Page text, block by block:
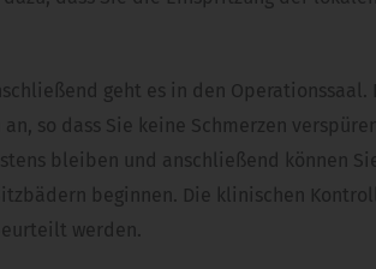
geht es in den
so dass Sie keine Schmerzen
bleiben und anschließend können
beginnen. Die klinischen
werden.